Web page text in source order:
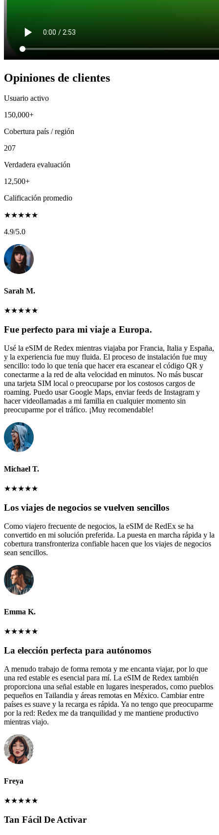
Opiniones de clientes
Usuario activo
150,000+
Cobertura país / región
207
Verdadera evaluación
12,500+
Calificación promedio
★★★★★
4.9/5.0
Sarah M.
★★★★★
Fue perfecto para mi viaje a Europa.
Usé la eSIM de Redex mientras viajaba por Francia, Italia y España,
y la experiencia fue muy fluida. El proceso de instalación fue muy
sencillo: todo lo que tenía que hacer era escanear el código QR y
conectarme a la red de alta velocidad en minutos. No más buscar
una tarjeta SIM local o preocuparse por los costosos cargos de
roaming. Puedo usar Google Maps, enviar feeds de Instagram y
hacer videollamadas a mi familia en cualquier momento sin
preocuparme por el tráfico. ¡Muy recomendable!
Michael T.
★★★★★
Los viajes de negocios se vuelven sencillos
Como viajero frecuente de negocios, la eSIM de RedEx se ha
convertido en mi solución preferida. La puesta en marcha rápida y la
cobertura transfronteriza confiable hacen que los viajes de negocios
sean sencillos.
Emma K.
★★★★★
La elección perfecta para autónomos
A menudo trabajo de forma remota y me encanta viajar, por lo que
una red estable es esencial para mí. La eSIM de Redex también
proporciona una señal estable en lugares inesperados, como pueblos
pequeños en Tailandia y áreas remotas en México. Cambiar entre
países es suave y la recarga es rápida. Ya no tengo que preocuparme
por la red: Redex me da tranquilidad y me mantiene productivo
mientras viajo.
Freya
★★★★★
Tan Fácil De Activar